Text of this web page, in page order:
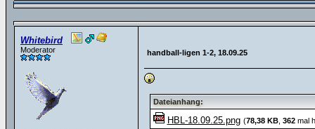
Whitebird
Moderator handball-ligen 1-2, 18.09.25
Dateianhang:
HBL-18.09.25.png (78,38 KB, 362mal